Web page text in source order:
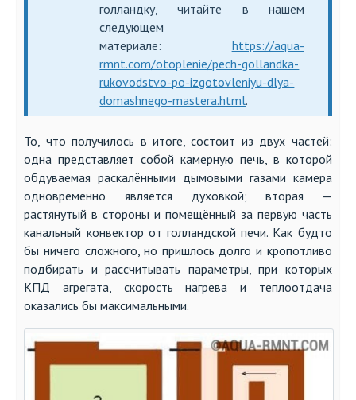
голландку, читайте в нашем
следующем
материале: https://aqua-
rmnt.com/otoplenie/pech-gollandka-
rukovodstvo-po-izgotovleniyu-dlya-
domashnego-mastera.html.
То, что получилось в итоге, состоит из двух частей:
одна представляет собой камерную печь, в которой
обдуваемая раскалёнными дымовыми газами камера
одновременно является духовкой; вторая —
растянутый в стороны и помещённый за первую часть
канальный конвектор от голландской печи. Как будто
бы ничего сложного, но пришлось долго и кропотливо
подбирать и рассчитывать параметры, при которых
КПД агрегата, скорость нагрева и теплоотдача
оказались бы максимальными.